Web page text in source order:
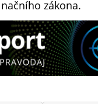
zákona.